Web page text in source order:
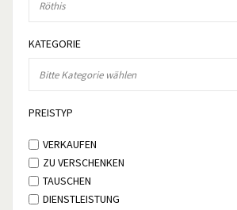
KATEGORIE
PREISTYP
VERKAUFEN
ZU VERSCHENKEN
TAUSCHEN
DIENSTLEISTUNG